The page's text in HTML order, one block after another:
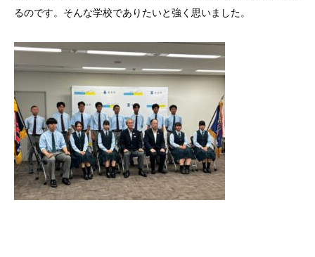
るのです。そんな学校でありたいと強く思いました。